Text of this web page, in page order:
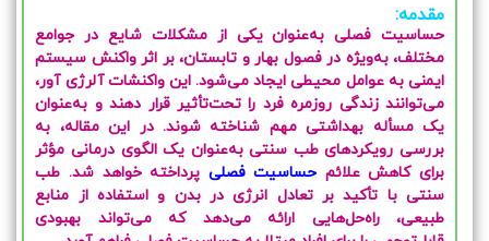
مقدمه:
حساسیت فصلی به‌عنوان یکی از مشکلات شایع در جوامع
مختلف، به‌ویژه در فصول بهار و تابستان، بر اثر واکنش سیستم
ایمنی به عوامل محیطی ایجاد می‌شود. این واکنشات آلرژی آور،
می‌توانند زندگی روزمره فرد را تحت‌تأثیر قرار دهند و به‌عنوان
یک مسأله بهداشتی مهم شناخته شوند. در این مقاله، به
بررسی رویکردهای طب سنتی به‌عنوان یک الگوی درمانی مؤثر
برای کاهش علائم حساسیت فصلی پرداخته خواهد شد. طب
سنتی با تأکید بر تعادل انرژی در بدن و استفاده از منابع
طبیعی، راه‌حل‌هایی ارائه می‌دهد که می‌تواند بهبودی